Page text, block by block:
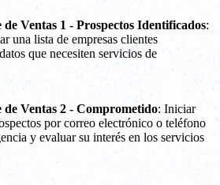
Ventas 1 - Prospectos Identificados:
una lista de empresas clientes
que necesiten servicios de
de Ventas 2 - Comprometido: Iniciar
por correo electrónico o teléfono
y evaluar su interés en los servicios